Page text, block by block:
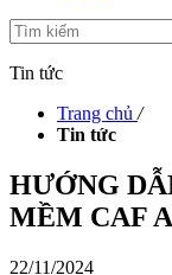
Tin tức
Trang chủ /
Tin tức
HƯỚNG
MỀM CAF
22/11/2024